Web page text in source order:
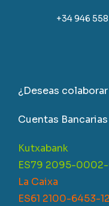
+34 946
¿Deseas
Cuentas
Kutxabank
ES79 2095-
La Caixa
ES61 2100-